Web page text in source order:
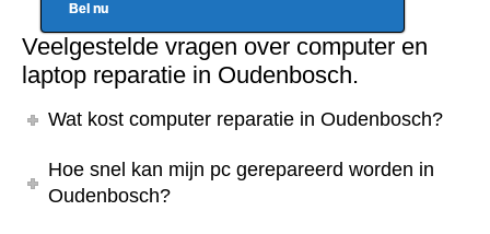
Bel nu
Veelgestelde vragen over computer en
laptop reparatie in Oudenbosch.
Wat kost computer reparatie in Oudenbosch?
Hoe snel kan mijn pc gerepareerd worden in
Oudenbosch?